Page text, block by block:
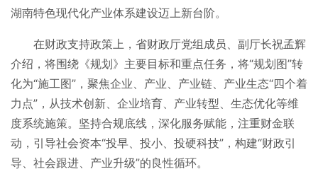
湖南特色现代化产业体系建设迈上新台阶。
在财政支持政策上，省财政厅党组成员、副厅长祝孟辉
介绍，将围绕《规划》主要目标和重点任务，将“规划图”转
化为“施工图”，聚焦企业、产业、产业链、产业生态“四个着
力点”，从技术创新、企业培育、产业转型、生态优化等维
度系统施策。坚持合规底线，深化服务赋能，注重财金联
动，引导社会资本“投早、投小、投硬科技”，构建“财政引
导、社会跟进、产业升级”的良性循环。